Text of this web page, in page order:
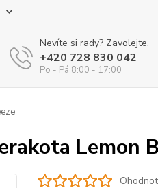
Nevíte si rady? Zavolejte.
+420 728 830 042
Po - Pá 8:00 - 17:00
Lemon